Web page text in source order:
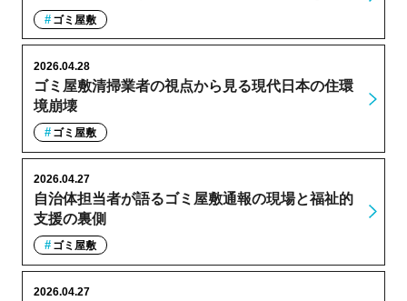
ゴミ屋敷
ゴミ屋敷清掃業者の視点から見る現代日本の住環
境崩壊
2026.04.28
ゴミ屋敷
自治体担当者が語るゴミ屋敷通報の現場と福祉的
支援の裏側
2026.04.27
ゴミ屋敷
2026.04.27